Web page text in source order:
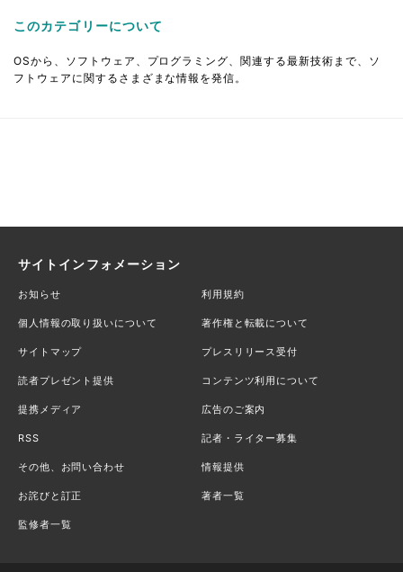
このカテゴリーについて
OSから、ソフトウェア、プログラミング、関連する最新技術まで、ソ
フトウェアに関するさまざまな情報を発信。
サイトインフォメーション
お知らせ 利用規約
個人情報の取り扱いについて 著作権と転載について
サイトマップ プレスリリース受付
読者プレゼント提供 コンテンツ利用について
提携メディア 広告のご案内
RSS 記者・ライター募集
その他、お問い合わせ 情報提供
お詫びと訂正 著者一覧
監修者一覧